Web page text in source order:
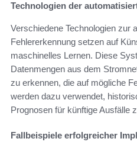
Technologien der
Verschiedene Technologien zur
Fehlererkennung setzen auf
maschinelles Lernen. Diese
Datenmengen aus dem
zu erkennen, die auf mögliche
werden dazu verwendet,
Prognosen für künftige Ausfälle
Fallbeispiele erfolgreicher